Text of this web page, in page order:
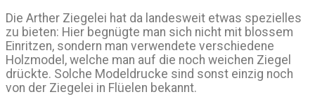
Die Arther Ziegelei hat da landesweit etwas spezielles
zu bieten: Hier begnügte man sich nicht mit blossem
Einritzen, sondern man verwendete verschiedene
Holzmodel, welche man auf die noch weichen Ziegel
drückte. Solche Modeldrucke sind sonst einzig noch
von der Ziegelei in Flüelen bekannt.